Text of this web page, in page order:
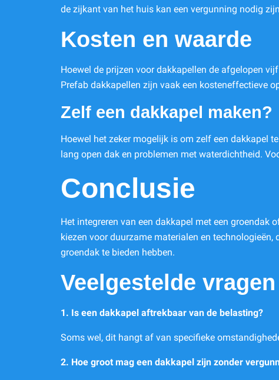
de zijkant van het huis kan een vergunning nodig
Kosten en waarde
Hoewel de prijzen voor dakkapellen de afgelopen
Prefab dakkapellen zijn vaak een kosteneffectieve
Zelf een dakkapel maken?
Hoewel het zeker mogelijk is om zelf een dakkapel
lang open dak en problemen met waterdichtheid.
Conclusie
Het integreren van een dakkapel met een
kiezen voor duurzame materialen en
groendak te bieden hebben.
Veelgestelde vragen
1. Is een dakkapel aftrekbaar van de belasting?
Soms wel, dit hangt af van specifieke
2. Hoe groot mag een dakkapel zijn zonder